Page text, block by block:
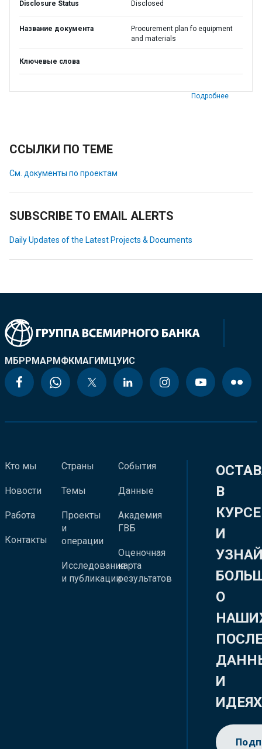
Disclosure Status Disclosed
Название документа
Procurement plan fo equipment
and materials
Ключевые слова
Подробнее
ССЫЛКИ ПО ТЕМЕ
См. документы по проектам
SUBSCRIBE TO EMAIL ALERTS
Daily Updates of the Latest Projects & Documents
МБРРМАРМФКМАГИМЦУИС
Кто мы
Новости
Работа
Контакты
Страны
Темы
Проекты
и
операции
Исследования
и публикации
События
Данные
Академия
ГВБ
Оценочная
карта
результатов
В
КУРСЕ
И
О
И
ИДЕЯХ